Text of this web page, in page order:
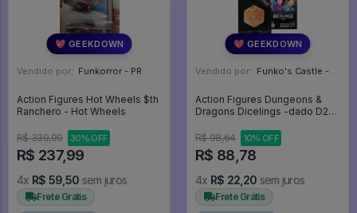
💖 GEEKDOWN
Vendido por: Funkorror - PR
Action Figures Hot Wheels $th
Ranchero - Hot Wheels
R$ 339,99 30% OFF
R$ 237,99
4x R$ 59,50 sem juros
Frete Grátis
💖 GEEKDOWN
Vendido por: Funko's Castle - SP
Action Figures Dungeons &
Dragons Dicelings -dado D20
Dungeons & Dragons
R$ 98,64 10% OFF
R$ 88,78
4x R$ 22,20 sem juros
Frete Grátis